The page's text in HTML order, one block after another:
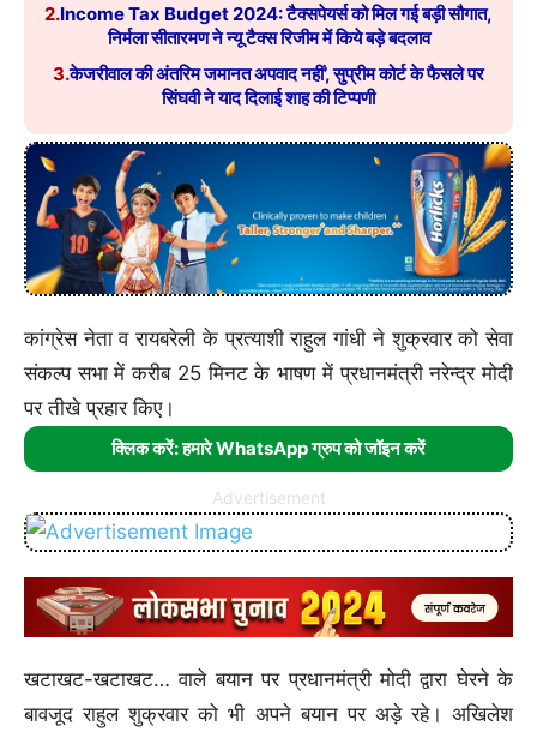
2.Income Tax Budget 2024: टैक्सपेयर्स को मिल गई बड़ी सौगात,
निर्मला सीतारमण ने न्यू टैक्स रिजीम में किये बड़े बदलाव
3.केजरीवाल की अंतरिम जमानत अपवाद नहीं’, सुप्रीम कोर्ट के फैसले पर
सिंघवी ने याद दिलाई शाह की टिप्पणी
कांग्रेस नेता व रायबरेली के प्रत्याशी राहुल गांधी ने शुक्रवार को सेवा
संकल्प सभा में करीब 25 मिनट के भाषण में प्रधानमंत्री नरेन्द्र मोदी
पर तीखे प्रहार किए।
क्लिक करें: हमारे WhatsApp ग्रुप को जॉइन करें
Advertisement
खटाखट-खटाखट… वाले बयान पर प्रधानमंत्री मोदी द्वारा घेरने के
बावजूद राहुल शुक्रवार को भी अपने बयान पर अड़े रहे। अखिलेश
09 Aug, 11:39 PM :
राहुल बोले- जंतर-मंतर पर फायरिंग का आदेश
किसने दिया:जिम्मेदार कौन; नड्डा बोले- गृह मंत्री हर बात का जवाब देने को
तैयार, आप मत भागिएगा
09 Aug, 11:35 PM :भोपाल में 24 घंटे में 7 इंच बारिश:50 कॉलोनियों
में पानी भरा; राजस्थान के स्कूल से 30 बच्चों का रेस्क्यू, चमोली में पुल बहा